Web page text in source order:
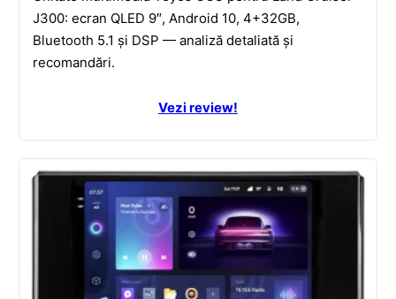
J300: ecran QLED 9″, Android 10, 4+32GB,
Bluetooth 5.1 și DSP — analiză detaliată și
recomandări.
Vezi review!